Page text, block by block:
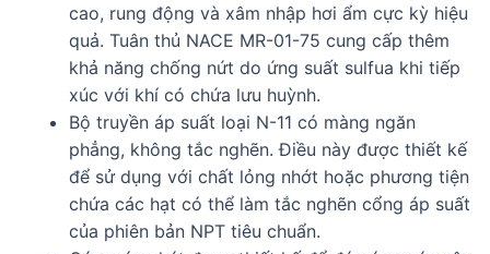
cao, rung động và xâm nhập hơi ẩm cực kỳ hiệu
quả. Tuân thủ NACE MR-01-75 cung cấp thêm
khả năng chống nứt do ứng suất sulfua khi tiếp
xúc với khí có chứa lưu huỳnh.
Bộ truyền áp suất loại N-11 có màng ngăn
phẳng, không tắc nghẽn. Điều này được thiết kế
để sử dụng với chất lỏng nhớt hoặc phương tiện
chứa các hạt có thể làm tắc nghẽn cổng áp suất
của phiên bản NPT tiêu chuẩn.